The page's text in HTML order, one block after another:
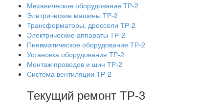
Механическое оборудование ТР-2
Элетрические машины ТР-2
Трансформаторы, дроссели ТР-2
Электрические аппараты ТР-2
Пневматическое оборудование ТР-2
Установка оборудования ТР-2
Монтаж проводов и шин ТР-2
Система вентиляции ТР-2
Текущий ремонт ТР-3